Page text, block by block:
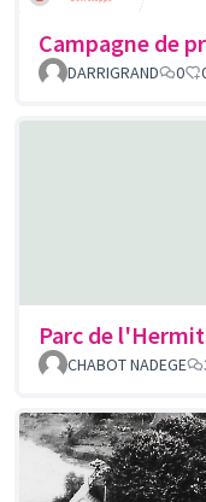
Campagne de
DARRIGRAND 0
Parc de
CHABOT NADEGE